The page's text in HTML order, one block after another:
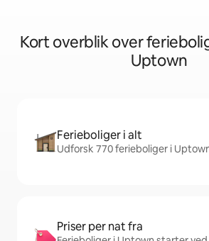
Kort overblik over
Uptown
Ferieboliger i alt
Udforsk 770 ferieboliger i
Priser per nat fra